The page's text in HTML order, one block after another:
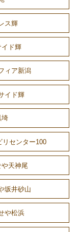
ス輝
ド輝
ィア新潟
イド輝
センター100
天神尾
坂井砂山
や松浜